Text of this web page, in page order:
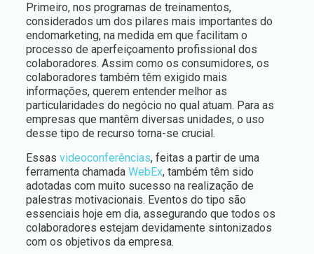
Primeiro, nos programas de treinamentos,
considerados um dos pilares mais importantes do
endomarketing, na medida em que facilitam o
processo de aperfeiçoamento profissional dos
colaboradores. Assim como os consumidores, os
colaboradores também têm exigido mais
informações, querem entender melhor as
particularidades do negócio no qual atuam. Para as
empresas que mantêm diversas unidades, o uso
desse tipo de recurso torna-se crucial.
Essas videoconferências, feitas a partir de uma
ferramenta chamada WebEx, também têm sido
adotadas com muito sucesso na realização de
palestras motivacionais. Eventos do tipo são
essenciais hoje em dia, assegurando que todos os
colaboradores estejam devidamente sintonizados
com os objetivos da empresa.